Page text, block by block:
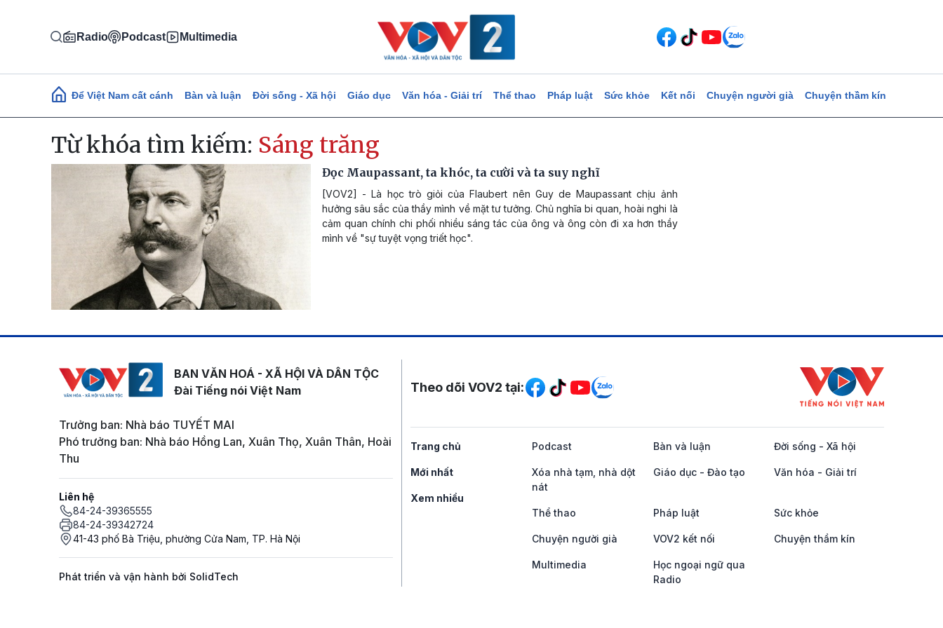
Radio Podcast Multimedia
Main navigation
Để Việt Nam cất cánh Bàn và luận Đời sống - Xã hội Giáo dục Văn hóa - Giải trí Thể thao Pháp luật Sức khỏe Kết nối Chuyện người già Chuyện thầm kín
Từ khóa tìm kiếm: Sáng trăng
Đọc Maupassant, ta khóc, ta cười và ta suy nghĩ
[VOV2] - Là học trò giỏi của Flaubert nên Guy de Maupassant chịu ảnh
hưởng sâu sắc của thầy mình về mặt tư tưởng. Chủ nghĩa bi quan, hoài nghi là
cảm quan chính chi phối nhiều sáng tác của ông và ông còn đi xa hơn thầy
mình về "sự tuyệt vọng triết học".
BAN VĂN HOÁ - XÃ HỘI VÀ DÂN TỘC
Đài Tiếng nói Việt Nam
Trưởng ban: Nhà báo TUYẾT MAI
Phó trưởng ban: Nhà báo Hồng Lan, Xuân Thọ, Xuân Thân, Hoài
Thu
Liên hệ
84-24-39365555
84-24-39342724
41-43 phố Bà Triệu, phường Cửa Nam, TP. Hà Nội
Phát triển và vận hành bởi SolidTech
Mạng xã hội
Theo dõi VOV2 tại:
Trang chủ
Mới nhất
Xem nhiều
Podcast Bàn và luận Đời sống - Xã hội
Xóa nhà tạm, nhà dột
nát
Giáo dục - Đào tạo Văn hóa - Giải trí
Thể thao Pháp luật Sức khỏe
Chuyện người già VOV2 kết nối Chuyện thầm kín
Multimedia
Học ngoại ngữ qua
Radio